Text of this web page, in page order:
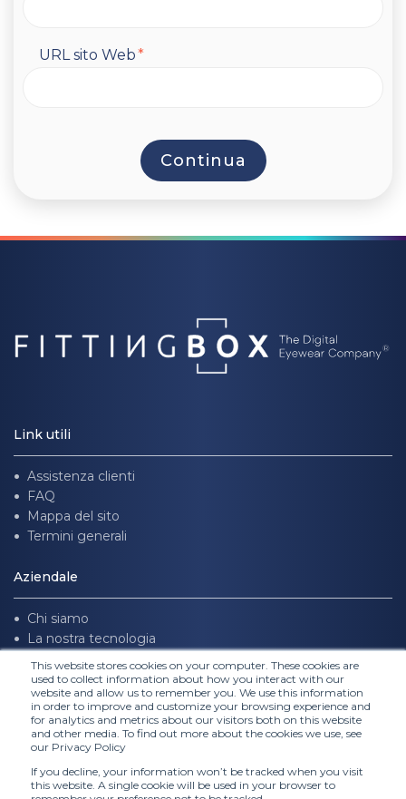
This website stores cookies on your computer. These cookies are
used to collect information about how you interact with our
website and allow us to remember you. We use this information
in order to improve and customize your browsing experience and
for analytics and metrics about our visitors both on this website
and other media. To find out more about the cookies we use, see
our Privacy Policy
If you decline, your information won’t be tracked when you visit
this website. A single cookie will be used in your browser to
URL sito Web*
Link utili
Assistenza clienti
FAQ
Mappa del sito
Termini generali
Aziendale
Chi siamo
La nostra tecnologia
Unisciti a noi
Seguici